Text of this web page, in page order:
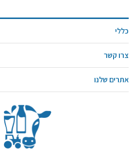
כללי
צרו קשר
אתרים שלנו